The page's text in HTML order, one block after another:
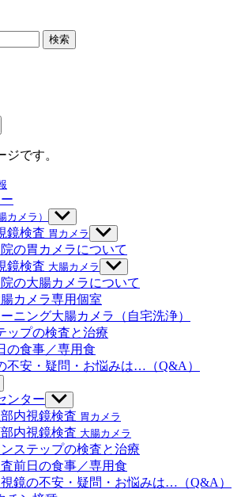
です。
カメラ）
サ
ブ
メ
ュ
ー
を
表
示
鏡検査 胃カメラ
サ
ブ
メ
ニ
ュ
ー
を
表
の胃カメラについて
鏡検査 大腸カメラ
サ
ブ
ニ
ュ
ー
表
の大腸カメラについて
カメラ専用個室
ニング大腸カメラ（自宅洗浄）
ップの検査と治療
の食事／専用食
不安・疑問・お悩みは…（Q&A）
ンター サ
ブ
メ
ニ
ュ
ー
を
部内視鏡検査 胃カメラ
内視鏡検査 大腸カメラ
ステップの検査と治療
前日の食事／専用食
鏡の不安・疑問・お悩みは…（Q&A）